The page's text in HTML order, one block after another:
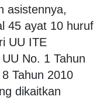
asistennya,
45 ayat 10 huruf
UU ITE
No. 1 Tahun
Tahun 2010
dikaitkan